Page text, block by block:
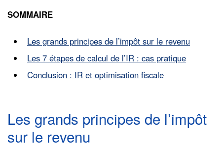
SOMMAIRE
Les grands principes de l’impôt sur le revenu
Les 7 étapes de calcul de l’IR : cas pratique
Conclusion : IR et optimisation fiscale
Les grands principes de l’impôt
sur le revenu